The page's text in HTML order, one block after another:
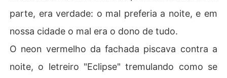
parte, era verdade: o mal preferia a noite, e em
nossa cidade o mal era o dono de tudo.
O neon vermelho da fachada piscava contra a
noite, o letreiro "Eclipse" tremulando como se